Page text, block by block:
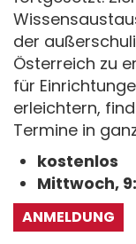
der
Österreich zu
für
erleichtern,
Termine in
kostenlos
Mittwoch,
ANMELDUNG